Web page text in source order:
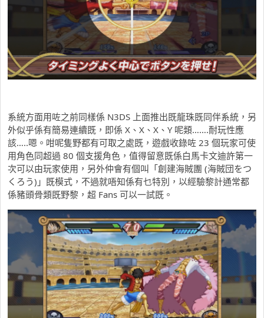
系統方面用咗之前同樣係 N3DS 上面推出既龍珠既同伴系統，另
外似乎係有簡易連續既，即係 X、X、X、Y 呢類…….耐玩性應
該…..嗯。咁呢隻野都有可取之處既，遊戲收錄咗 23 個玩家可使
用角色同超過 80 個支援角色，值得留意既係白馬卡文迪許第一
次可以由玩家使用，另外仲會有個叫「創建海賊團 (海賊団をつ
くろう)」既模式，不過就唔知係有乜特別，以經驗黎計通常都
係豬頭骨類既野黎，超 Fans 可以一試既。